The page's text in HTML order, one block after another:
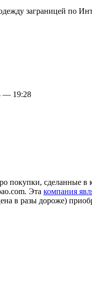
заграницей по
— 19:28
покупки, сделанные в
Эта компания
в разы дороже)